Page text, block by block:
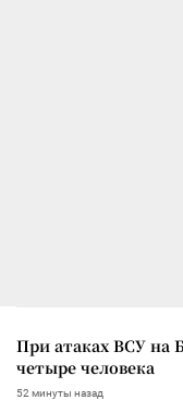
При атаках ВСУ на
четыре человека
52 минуты назад